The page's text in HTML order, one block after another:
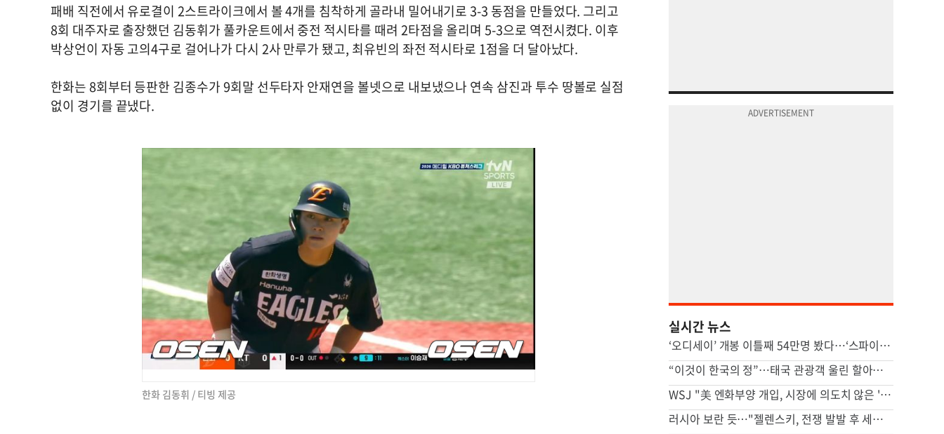
패배 직전에서 유로결이 2스트라이크에서 볼 4개를 침착하게 골라내 밀어내기로 3-3 동점을 만들었다. 그리고
8회 대주자로 출장했던 김동휘가 풀카운트에서 중전 적시타를 때려 2타점을 올리며 5-3으로 역전시켰다. 이후
박상언이 자동 고의4구로 걸어나가 다시 2사 만루가 됐고, 최유빈의 좌전 적시타로 1점을 더 달아났다.
한화는 8회부터 등판한 김종수가 9회말 선두타자 안재연을 볼넷으로 내보냈으나 연속 삼진과 투수 땅볼로 실점
없이 경기를 끝냈다.
한화 김동휘 / 티빙 제공
실시간 뉴스
‘오디세이’ 개봉 이틀째 54만명 봤다…‘스파이더맨 4’ 꺾고 1위
“이것이 한국의 정”…태국 관광객 울린 할아버지 사연, 뭐길래
WSJ "美 엔화부양 개입, 시장에 의도치 않은 '유동성' 부작용"
러시아 보란 듯…"젤렌스키, 전쟁 발발 후 세르비아 첫 방문"